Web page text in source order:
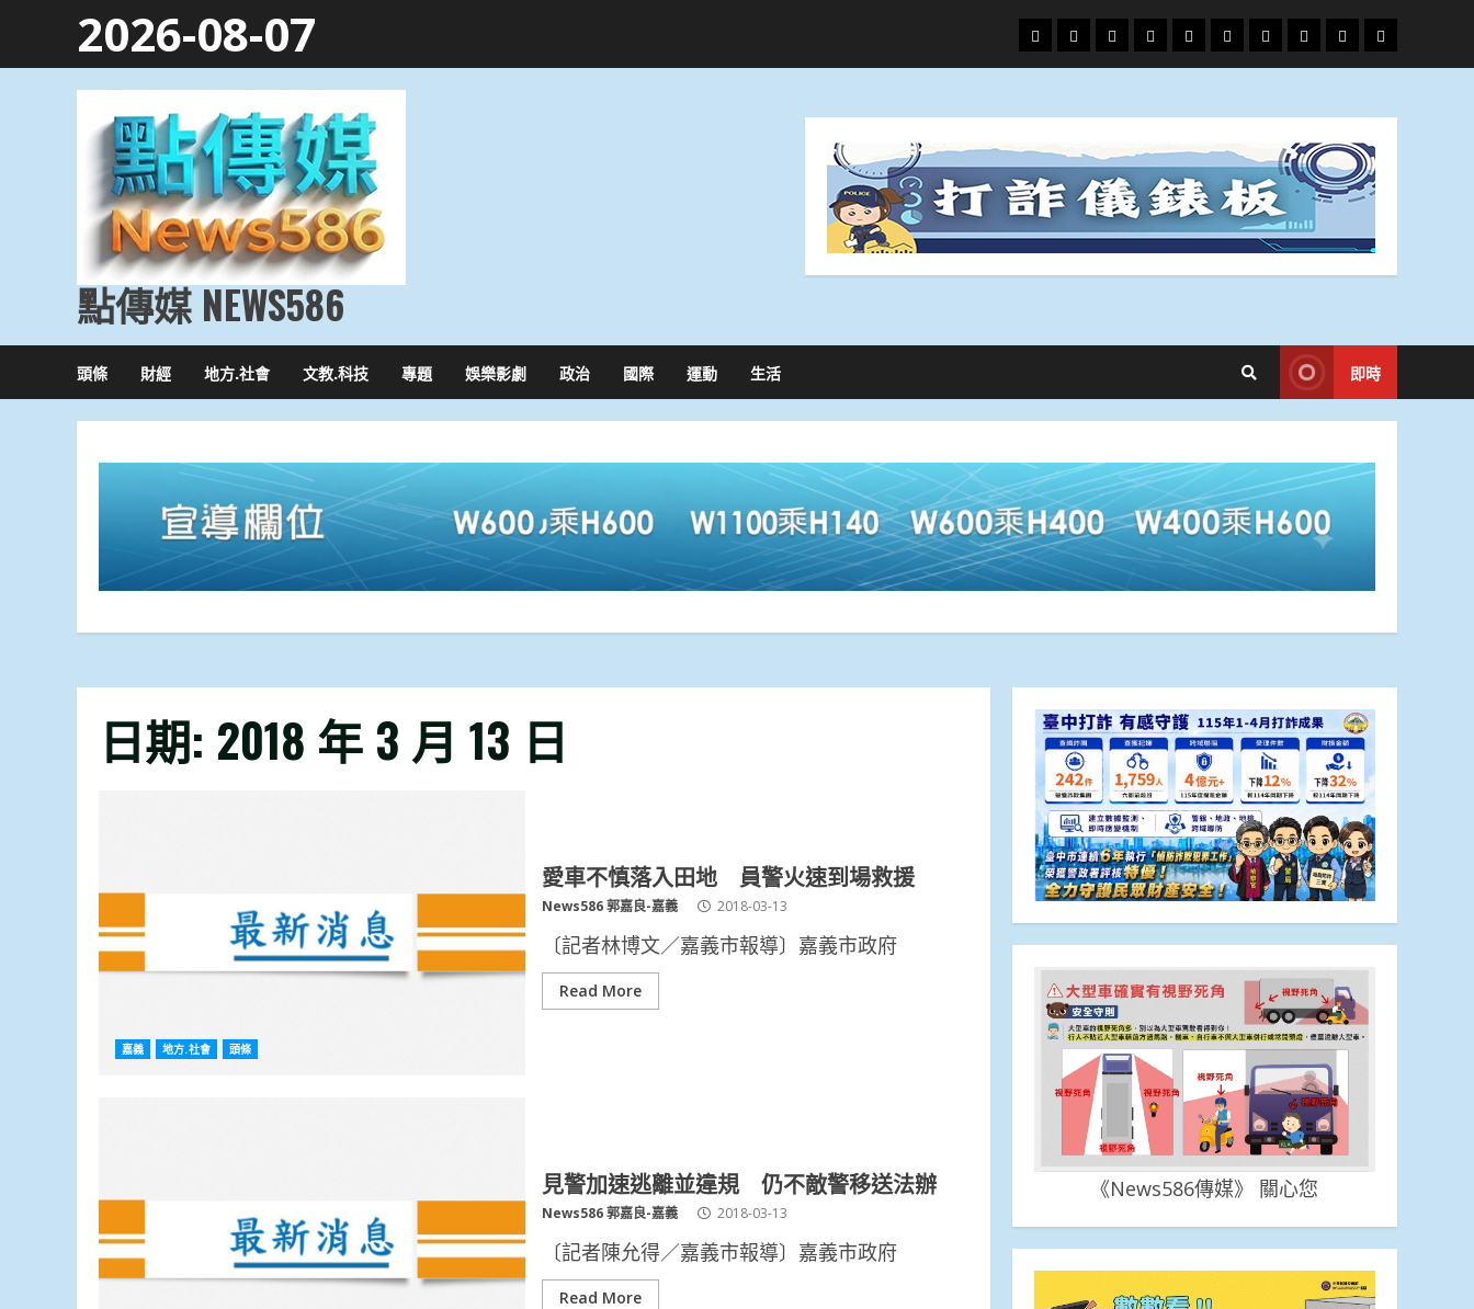
2026-08-07
頭
條
財
經
地
方.
文
教.
專
題
娛
樂
政
治
國
際
運
動
生
活
點傳媒 NEWS586
頭條 財經 地方.社會 文教.科技 專題 娛樂影劇 政治 國際 運動 生活 即時
日期: 2018 年 3 月 13 日
嘉義 地方.社會 頭條
愛車不慎落入田地 員警火速到場救援
News586 郭嘉良-嘉義 2018-03-13
〔記者林博文／嘉義市報導〕嘉義市政府
Read More
見警加速逃離並違規 仍不敵警移送法辦
News586 郭嘉良-嘉義 2018-03-13
〔記者陳允得／嘉義市報導〕嘉義市政府
Read More
《News586傳媒》 關心您